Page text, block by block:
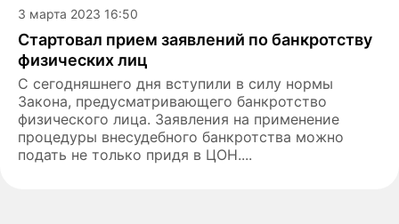
3 марта 2023 16:50
Стартовал прием заявлений по банкротству
физических лиц
С сегодняшнего дня вступили в силу нормы
Закона, предусматривающего банкротство
физического лица. Заявления на применение
процедуры внесудебного банкротства можно
подать не только придя в ЦОН....